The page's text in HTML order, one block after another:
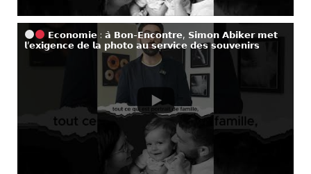
𝗘𝗰𝗼𝗻𝗼𝗺𝗶𝗲 : 𝗮̀ 𝗕𝗼𝗻-𝗘𝗻𝗰𝗼𝗻𝘁𝗿𝗲, 𝗦𝗶𝗺𝗼𝗻 𝗔𝗯𝗶𝗸𝗲𝗿 𝗺𝗲𝘁
𝗹’𝗲𝘅𝗶𝗴𝗲𝗻𝗰𝗲 𝗱𝗲 𝗹𝗮 𝗽𝗵𝗼𝘁𝗼 𝗮𝘂 𝘀𝗲𝗿𝘃𝗶𝗰𝗲 𝗱𝗲𝘀 𝘀𝗼𝘂𝘃𝗲𝗻𝗶𝗿𝘀